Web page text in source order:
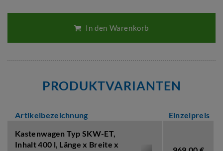
In den Warenkorb
PRODUKTVARIANTEN
Artikelbezeichnung
Einzelpreis
Kastenwagen Typ SKW-ET,
Inhalt 400 l, Länge x Breite x